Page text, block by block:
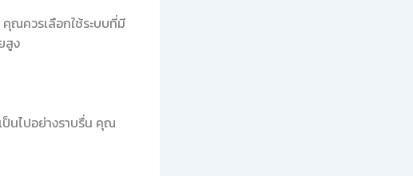
ณควรเลือกใช้ระบบที่มี
สูง
ป็นไปอย่างราบรื่น คุณ